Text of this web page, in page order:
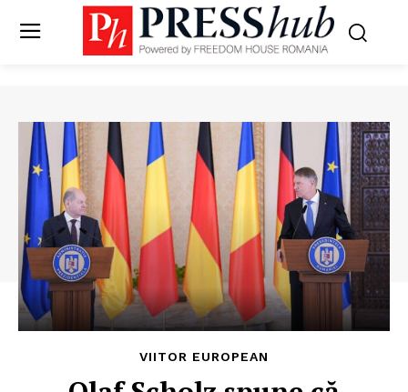
VIITOR EUROPEAN